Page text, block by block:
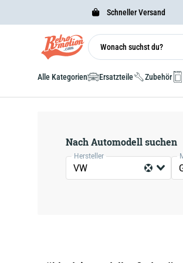
Schneller Versand
Alle Kategorien Ersatzteile Zubehör
Nach Automodell suchen
Hersteller
VW